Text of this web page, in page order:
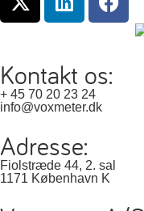
Kontakt os:
+ 45 70 20 23 24
info@voxmeter.dk
Adresse:
Fiolstræde 44, 2. sal
1171 København K